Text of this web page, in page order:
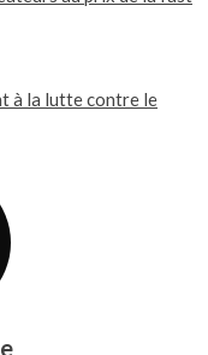
à la lutte contre le